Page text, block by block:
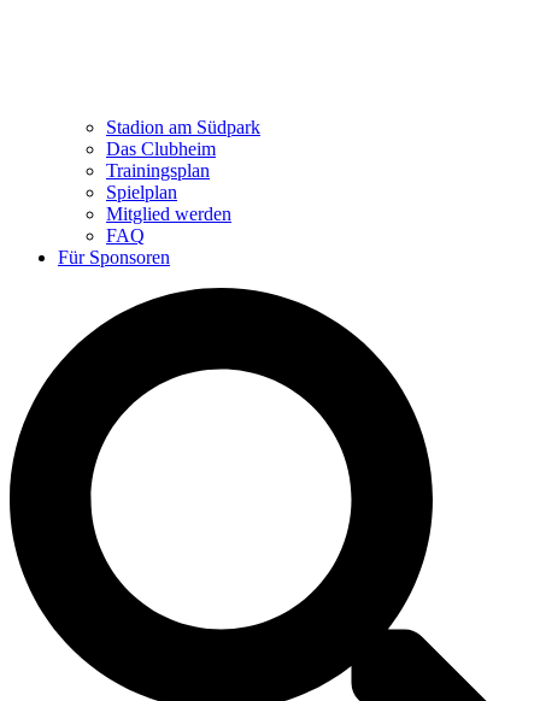
Stadion am Südpark
Das Clubheim
Trainingsplan
Spielplan
Mitglied werden
FAQ
Für Sponsoren